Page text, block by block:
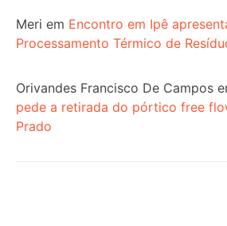
Meri em Encontro em Ipê
Processamento Térmico de
Orivandes Francisco De Campos
pede a retirada do pórtico free
Prado